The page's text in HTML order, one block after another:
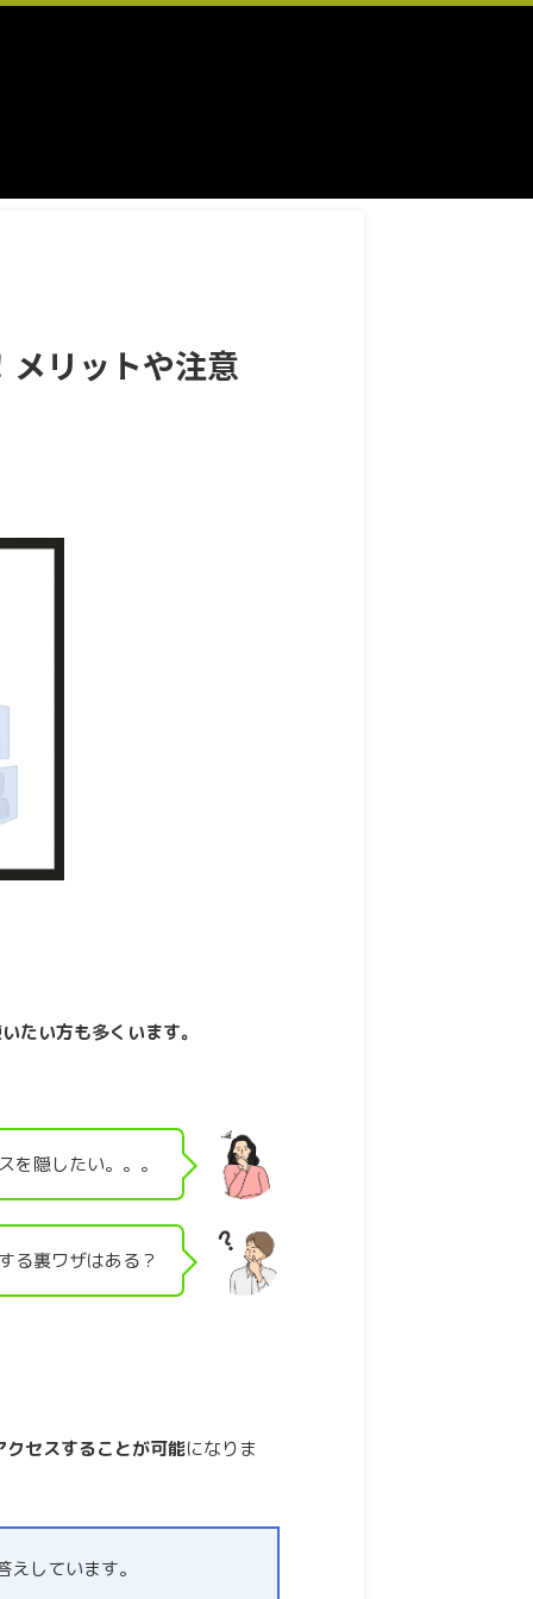
リットや注意
い方も多くいます。
を隠したい。。。
る裏ワザはある？
セスすることが可能になりま
しています。